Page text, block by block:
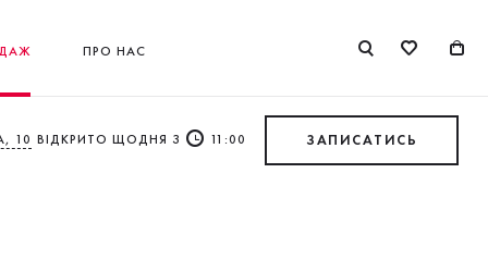
ПРО НАС
10 ВІДКРИТО ЩОДНЯ З 11:00 ЗАПИСАТИСЬ